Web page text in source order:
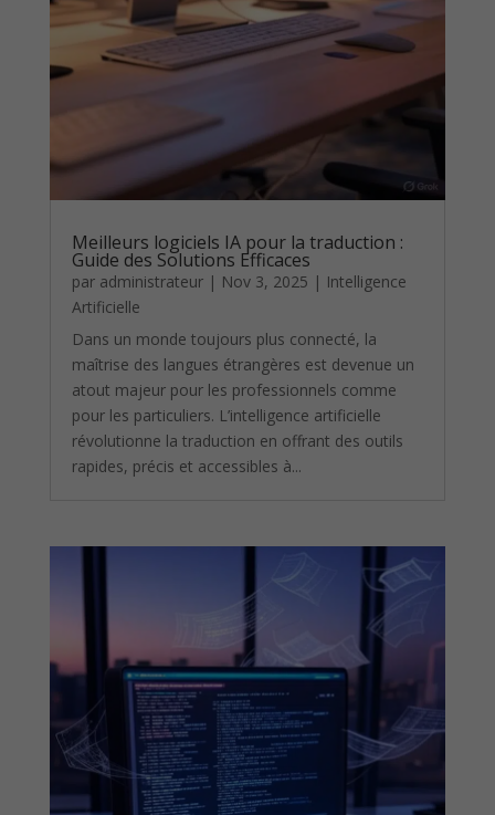
Meilleurs logiciels IA pour la traduction :
Guide des Solutions Efficaces
par administrateur| Nov 3, 2025 | Intelligence
Artificielle
Dans un monde toujours plus connecté, la
maîtrise des langues étrangères est devenue un
atout majeur pour les professionnels comme
pour les particuliers. L’intelligence artificielle
révolutionne la traduction en offrant des outils
rapides, précis et accessibles à...